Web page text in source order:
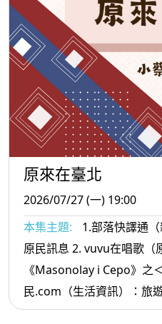
原來在臺北
2026/07/27 (一) 19:00
本集主題:
1.部落快譯通
原民訊息 2. vuvu在唱歌（原民音樂）：漂流出口
《Masonolay i Cepo》之
民.com（生活資訊）：旅